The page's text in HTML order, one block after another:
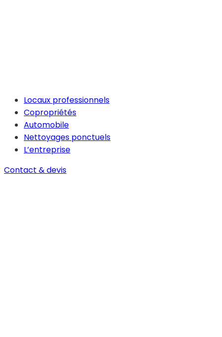
Locaux professionnels
Copropriétés
Automobile
Nettoyages ponctuels
L’entreprise
Contact & devis